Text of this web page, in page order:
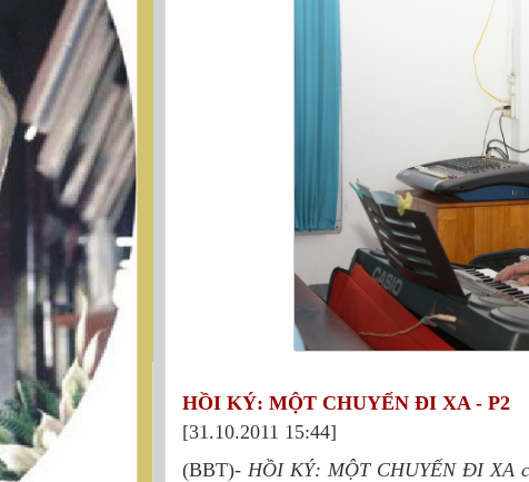
HỒI KÝ: MỘT CHUYẾN ĐI XA - P2
[31.10.2011 15:44]
(BBT)- HỒI KÝ: MỘT CHUYẾN ĐI XA